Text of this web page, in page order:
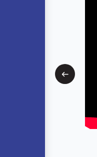
Précédent